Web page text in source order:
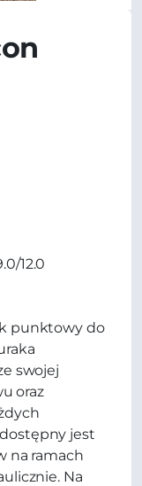
12.0
punktowy do
swojej
oraz
jest
na ramach
Na